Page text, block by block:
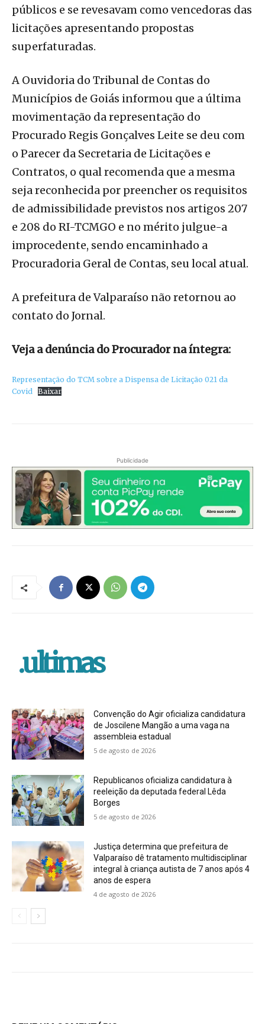
públicos e se revesavam como vencedoras das
licitações apresentando propostas
superfaturadas.
A Ouvidoria do Tribunal de Contas do
Municípios de Goiás informou que a última
movimentação da representação do
Procurado Regis Gonçalves Leite se deu com
o Parecer da Secretaria de Licitações e
Contratos, o qual recomenda que a mesma
seja reconhecida por preencher os requisitos
de admissibilidade previstos nos artigos 207
e 208 do RI-TCMGO e no mérito julgue-a
improcedente, sendo encaminhado a
Procuradoria Geral de Contas, seu local atual.
A prefeitura de Valparaíso não retornou ao
contato do Jornal.
Veja a denúncia do Procurador na íntegra:
Representação do TCM sobre a Dispensa de Licitação 021 da
Covid Baixar
Publicidade
.ultimas
Convenção do Agir oficializa candidatura
de Joscilene Mangão a uma vaga na
assembleia estadual
5 de agosto de 2026
Republicanos oficializa candidatura à
reeleição da deputada federal Lêda
Borges
5 de agosto de 2026
Justiça determina que prefeitura de
Valparaíso dê tratamento multidisciplinar
integral à criança autista de 7 anos após 4
anos de espera
4 de agosto de 2026